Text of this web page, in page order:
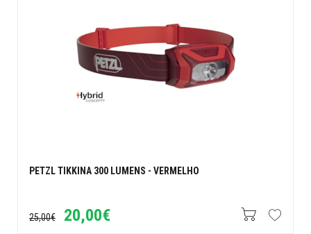
PETZL TIKKINA 300 LUMENS - VERMELHO
25,00€ 20,00€